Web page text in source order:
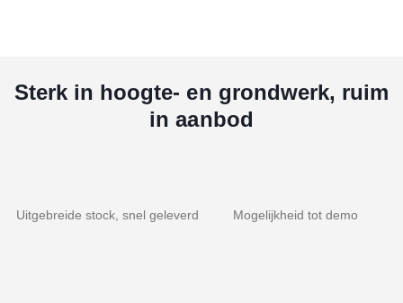
Sterk in hoogte- en grondwerk, ruim
in aanbod
Uitgebreide stock, snel geleverd Mogelijkheid tot demo